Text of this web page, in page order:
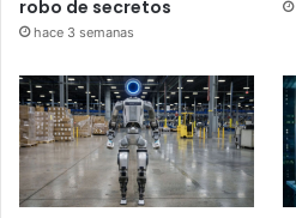
robo de secretos
hace 3 semanas